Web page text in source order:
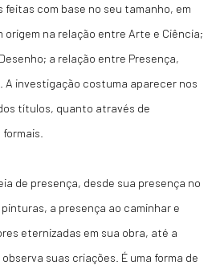
com base no seu tamanho, em
origem na relação entre Arte e Ciência;
a relação entre Presença,
A investigação costuma aparecer nos
títulos, quanto através de
de presença, desde sua presença no
a presença ao caminhar e
eternizadas em sua obra, até a
suas criações. É uma forma de